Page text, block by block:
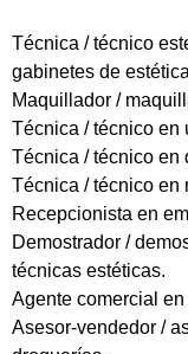
Técnica / técnico
gabinetes de
Maquillador /
Técnica / técnico en
Técnica / técnico en
Técnica / técnico en
Recepcionista en
Demostrador /
técnicas estéticas.
Agente comercial
Asesor-vendedor /